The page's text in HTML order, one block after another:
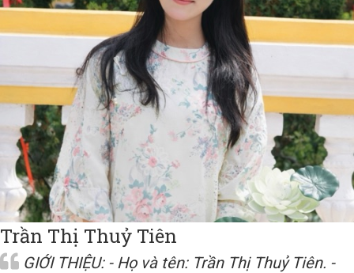
Trần Thị Thuỷ Tiên
GIỚI THIỆU: - Họ và tên: Trần Thị Thuỷ Tiên. -